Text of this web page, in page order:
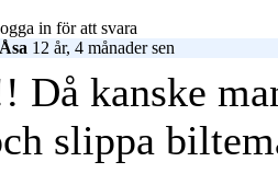
in för att svara
12 år, 4 månader sen
kanske
slippa